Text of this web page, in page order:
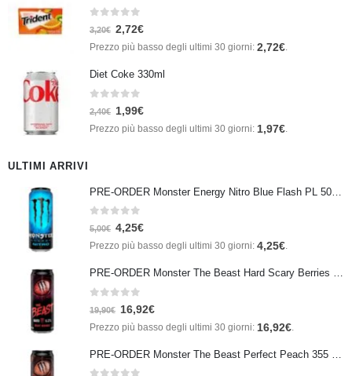
Su 5
3,20€ 2,72€
Prezzo più basso degli ultimi 30 giorni: 2,72€.
Diet Coke 330ml
Su 5
2,40€ 1,99€
Prezzo più basso degli ultimi 30 giorni: 1,97€.
ULTIMI ARRIVI
Su 5
5,00€ 4,25€
Prezzo più basso degli ultimi 30 giorni: 4,25€.
PRE-ORDER Monster The Beast Hard Scary Berries 355 ml IN ARRIVO ENTRO IL 21 SETTEMBRE
Su 5
19,90€ 16,92€
Prezzo più basso degli ultimi 30 giorni: 16,92€.